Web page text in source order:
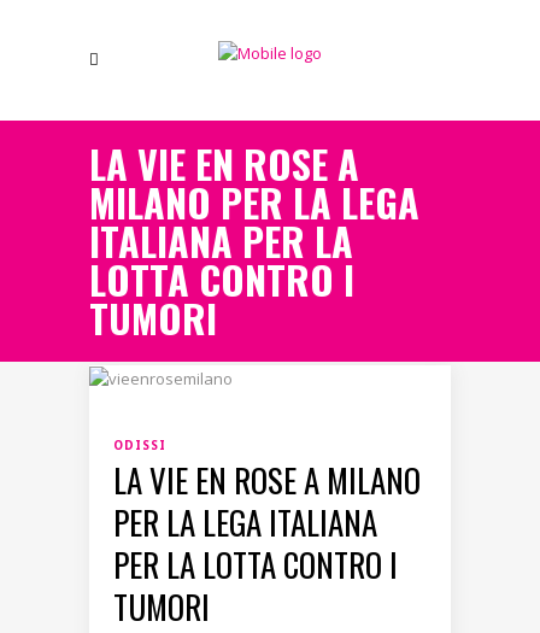
LA VIE EN ROSE A
MILANO PER LA LEGA
ITALIANA PER LA
LOTTA CONTRO I
TUMORI
ODISSI
LA VIE EN ROSE A MILANO
PER LA LEGA ITALIANA
PER LA LOTTA CONTRO I
TUMORI